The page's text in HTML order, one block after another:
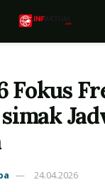
Fokus
24.04.2026